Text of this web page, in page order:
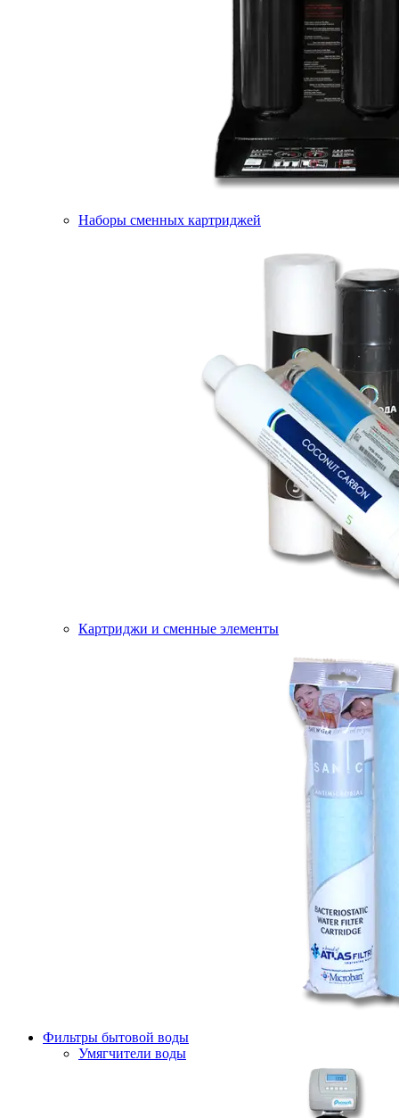
Наборы сменных картриджей
Картриджи и сменные элементы
Фильтры бытовой воды
Умягчители воды